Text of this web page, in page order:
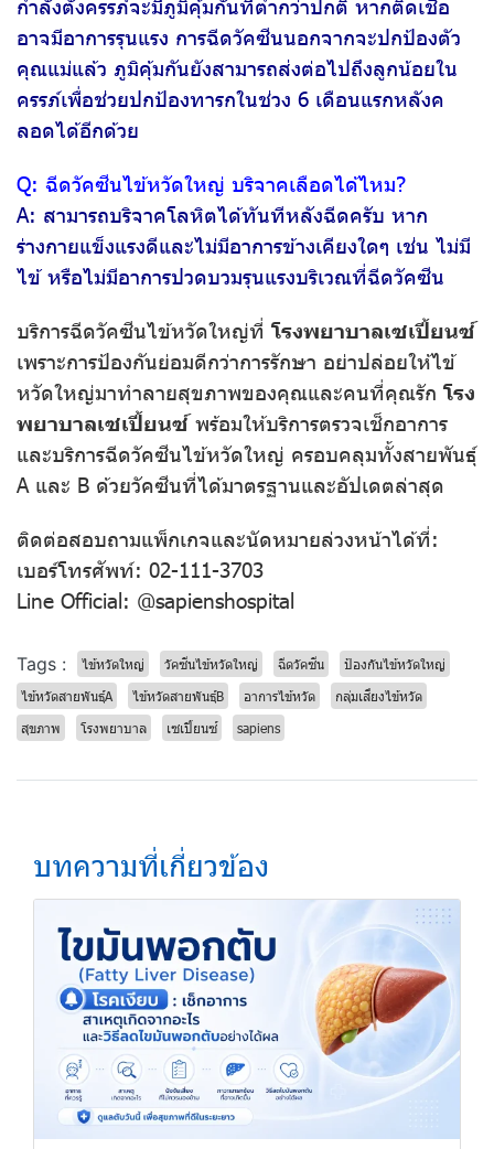
อาจมีอาการรุนแรง การฉีดวัคซีนนอกจากจะปกป้องตัว
คุณแม่แล้ว ภูมิคุ้มกันยังสามารถส่งต่อไปถึงลูกน้อยใน
ครรภ์เพื่อช่วยปกป้องทารกในช่วง 6 เดือนแรกหลังค
ลอดได้อีกด้วย
Q: ฉีดวัคซีนไข้หวัดใหญ่ บริจาคเลือดได้ไหม?
A: สามารถบริจาคโลหิตได้ทันทีหลังฉีดครับ หาก
ร่างกายแข็งแรงดีและไม่มีอาการข้างเคียงใดๆ เช่น ไม่มี
ไข้ หรือไม่มีอาการปวดบวมรุนแรงบริเวณที่ฉีดวัคซีน
บริการฉีดวัคซีนไข้หวัดใหญ่ที่ โรงพยาบาลเซเปี้ยนซ์
เพราะการป้องกันย่อมดีกว่าการรักษา อย่าปล่อยให้ไข้
หวัดใหญ่มาทำลายสุขภาพของคุณและคนที่คุณรัก โรง
พยาบาลเซเปี้ยนซ์พร้อมให้บริการตรวจเช็กอาการ
และบริการฉีดวัคซีนไข้หวัดใหญ่ ครอบคลุมทั้งสายพันธุ์
A และ B ด้วยวัคซีนที่ได้มาตรฐานและอัปเดตล่าสุด
ติดต่อสอบถามแพ็กเกจและนัดหมายล่วงหน้าได้ที่:
เบอร์โทรศัพท์: 02-111-3703
Line Official: @sapienshospital
Tags : ไข้หวัดใหญ่ วัคซีนไข้หวัดใหญ่ ฉีดวัคซีน
ป้องกันไข้หวัดใหญ่
ไข้หวัดสายพันธุ์A
ไข้หวัดสายพันธุ์B อาการไข้หวัด
กลุ่มเสี่ยงไข้หวัด
สุขภาพ
โรงพยาบาล เซเปี้ยนซ์ sapiens
บทความที่เกี่ยวข้อง